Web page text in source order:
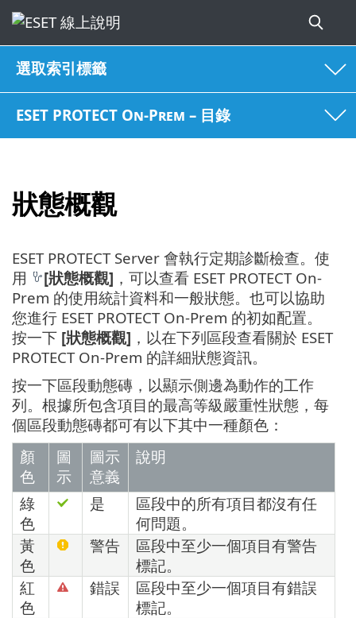
選取索引標籤
ESET PROTECT On-Prem – 目錄
狀態概觀
ESET PROTECT Server 會執行定期診斷檢查。使
用
[狀態概觀] ，可以查看 ESET PROTECT On-
Prem 的使用統計資料和一般狀態。也可以協助
您進行 ESET PROTECT On-Prem 的初如配置。
按一下 [狀態概觀] ，以在下列區段查看關於 ESET
PROTECT On-Prem 的詳細狀態資訊。
按一下區段動態磚，以顯示側邊為動作的工作
列。根據所包含項目的最高等級嚴重性狀態，每
個區段動態磚都可有以下其中一種顏色：
顏
色
圖
示
圖示
意義
說明
綠
色
是
區段中的所有項目都沒有任
何問題。
黃
色
警告
區段中至少一個項目有警告
標記。
紅
色
錯誤
區段中至少一個項目有錯誤
標記。